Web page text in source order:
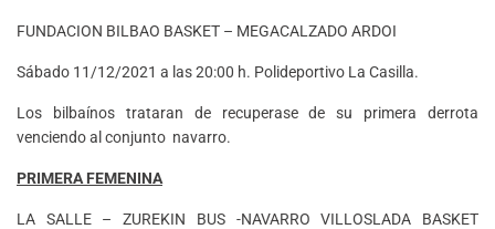
FUNDACION BILBAO BASKET – MEGACALZADO ARDOI
Sábado 11/12/2021 a las 20:00 h. Polideportivo La Casilla.
Los bilbaínos trataran de recuperase de su primera derrota
venciendo al conjunto navarro.
PRIMERA FEMENINA
LA SALLE – ZUREKIN BUS -NAVARRO VILLOSLADA BASKET